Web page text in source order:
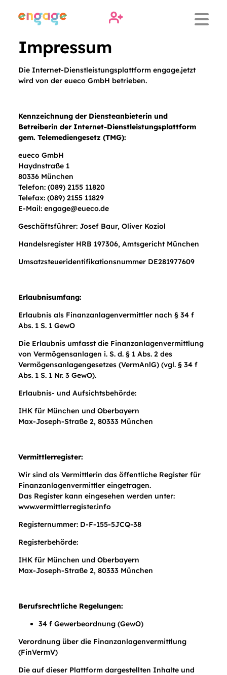
Impressum
Die Internet-Dienstleistungsplattform engage.jetzt
wird von der eueco GmbH betrieben.
Kennzeichnung der Diensteanbieterin und
Betreiberin der Internet-Dienstleistungsplattform
gem. Telemediengesetz (TMG):
eueco GmbH
Haydnstraße 1
80336 München
Telefon: (089) 2155 11820
Telefax: (089) 2155 11829
E-Mail: engage@eueco.de
Geschäftsführer: Josef Baur, Oliver Koziol
Handelsregister HRB 197306, Amtsgericht München
Umsatzsteueridentifikationsnummer DE281977609
Erlaubnisumfang:
Erlaubnis als Finanzanlagenvermittler nach § 34 f
Abs. 1 S. 1 GewO
Die Erlaubnis umfasst die Finanzanlagenvermittlung
von Vermögensanlagen i. S. d. § 1 Abs. 2 des
Vermögensanlagengesetzes (VermAnlG) (vgl. § 34 f
Abs. 1 S. 1 Nr. 3 GewO).
Erlaubnis- und Aufsichtsbehörde:
IHK für München und Oberbayern
Max-Joseph-Straße 2, 80333 München
Vermittlerregister:
Wir sind als Vermittlerin das öffentliche Register für
Finanzanlagenvermittler eingetragen.
Das Register kann eingesehen werden unter:
www.vermittlerregister.info
Registernummer: D-F-155-5JCQ-38
Registerbehörde:
IHK für München und Oberbayern
Max-Joseph-Straße 2, 80333 München
Berufsrechtliche Regelungen:
34 f Gewerbeordnung (GewO)
Verordnung über die Finanzanlagenvermittlung
(FinVermV)
Die auf dieser Plattform dargestellten Inhalte und